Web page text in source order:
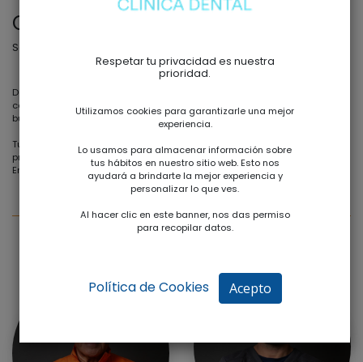
Clínica dental Fabra
Sonríe con confianza, cuidamos de tu salud dental
Desde hace
corazón de Valencia ha sido un referente de excelencia en el cuidado
bucal.
Tu salud bucal es nuestra
pasión
, y nos comprometemos a seguir
proporcionando cuidados decalidadque perduren otros tantos años.
En nuestra clínica,tu sonrisa es la razón de nuestro compromiso.
Respetar tu privacidad es nuestra
prioridad.
Utilizamos cookies para garantizarle una mejor
experiencia.
Lo usamos para almacenar información sobre
tus hábitos en nuestro sitio web. Esto nos
ayudará a brindarte la mejor experiencia y
personalizar lo que ves.
Al hacer clic en este banner, nos das permiso
para recopilar datos.
Política de Cookies Acepto